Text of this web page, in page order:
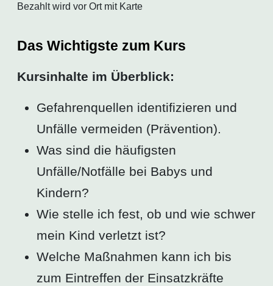
Bezahlt wird vor Ort mit Karte
Das Wichtigste zum Kurs
Kursinhalte im Überblick:
Gefahrenquellen identifizieren und
Unfälle vermeiden (Prävention).
Was sind die häufigsten
Unfälle/Notfälle bei Babys und
Kindern?
Wie stelle ich fest, ob und wie schwer
mein Kind verletzt ist?
Welche Maßnahmen kann ich bis
zum Eintreffen der Einsatzkräfte